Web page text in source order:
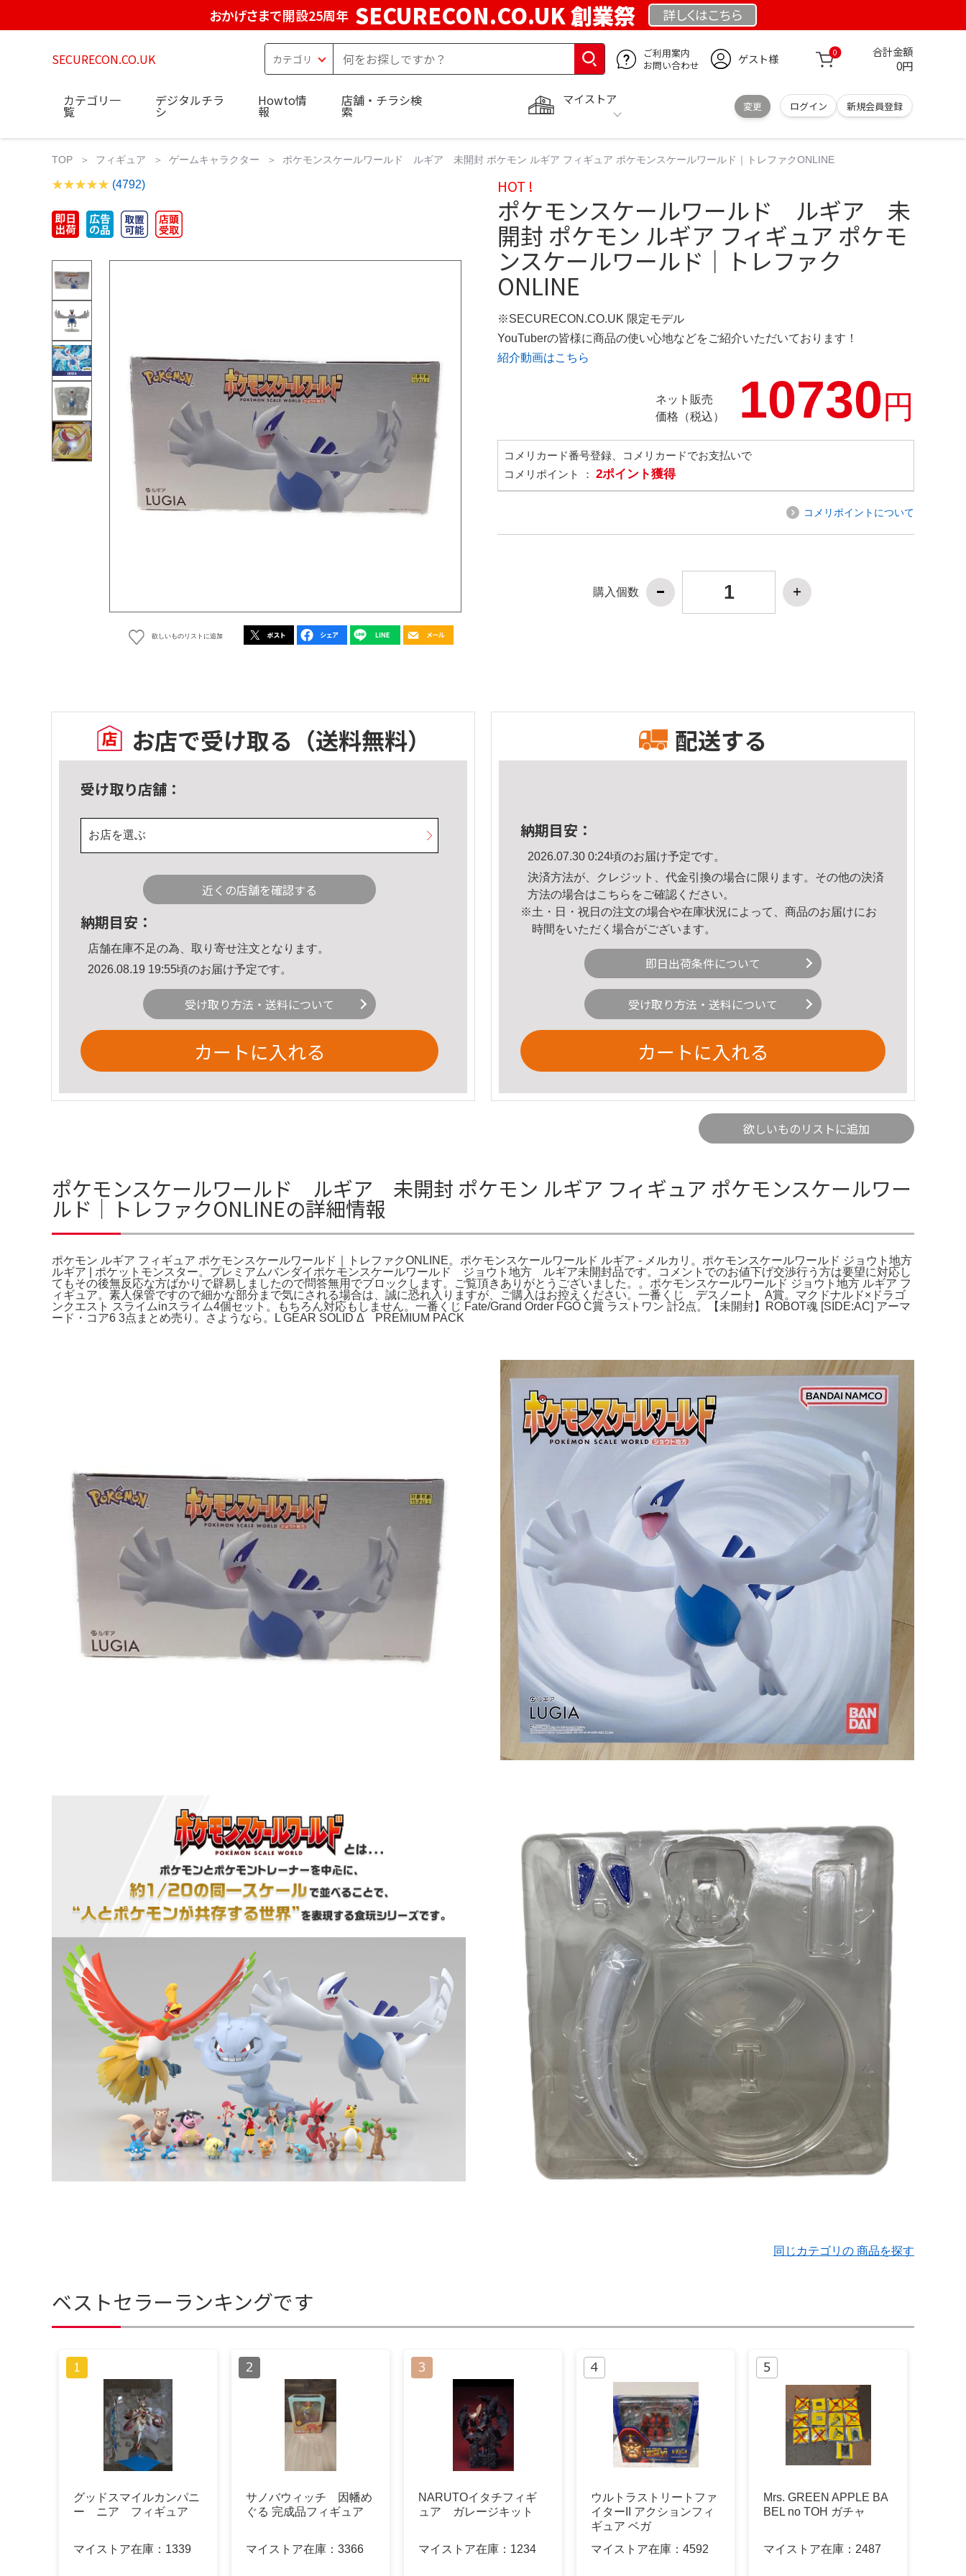
おかげさまで開設25周年 SECURECON.CO.UK 創業祭 詳しくはこちら
SECURECON.CO.UK
ご利用案内
お問い合わせ
ゲスト様 0 合計金額
0円
マイストア
変更 ログイン 新規会員登録
カテゴリ一
覧
デジタルチラ
シ
Howto情
報
店舗・チラシ検
索
TOP フィギュア ゲームキャラクター ポケモンスケールワールド ルギア 未開封 ポケモン ルギア フィギュア ポケモンスケールワールド｜トレファクONLINE
(4792)
欲しいものリストに追加
HOT !
ポケモンスケールワールド ルギア 未
開封 ポケモン ルギア フィギュア ポケモ
ンスケールワールド｜トレファク
ONLINE
※SECURECON.CO.UK 限定モデル
YouTuberの皆様に商品の使い心地などをご紹介いただいております！
紹介動画はこちら
ネット販売
価格（税込）
10730円
コメリカード番号登録、コメリカードでお支払いで
コメリポイント ： 2ポイント獲得
コメリポイントについて
購入個数
お店で受け取る （送料無料）
受け取り店舗：
お店を選ぶ
近くの店舗を確認する
納期目安：
店舗在庫不足の為、取り寄せ注文となります。
2026.08.19 19:55頃のお届け予定です。
受け取り方法・送料について
カートに入れる
配送する
納期目安：
2026.07.30 0:24頃のお届け予定です。
決済方法が、クレジット、代金引換の場合に限ります。その他の決済
方法の場合はこちら をご確認ください。
※土・日・祝日の注文の場合や在庫状況によって、商品のお届けにお
時間をいただく場合がございます。
即日出荷条件について
受け取り方法・送料について
カートに入れる
欲しいものリストに追加
ポケモンスケールワールド ルギア 未開封 ポケモン ルギア フィギュア ポケモンスケールワー
ルド｜トレファクONLINEの詳細情報
ポケモン ルギア フィギュア ポケモンスケールワールド｜トレファクONLINE。ポケモンスケールワールド ルギア - メルカリ。ポケモンスケールワールド ジョウト地方
ルギア | ポケットモンスター。プレミアムバンダイポケモンスケールワールド ジョウト地方 ルギア未開封品です。コメントでのお値下げ交渉行う方は要望に対応し
てもその後無反応な方ばかりで辟易しましたので問答無用でブロックします。ご覧頂きありがとうございました。。ポケモンスケールワールド ジョウト地方 ルギア フ
ィギュア。素人保管ですので細かな部分まで気にされる場合は、誠に恐れ入りますが、ご購入はお控えください。一番くじ デスノート A賞。マクドナルド×ドラゴ
ンクエスト スライムinスライム4個セット。もちろん対応もしません。一番くじ Fate/Grand Order FGO C賞 ラストワン 計2点。【未開封】ROBOT魂 [SIDE:AC] アーマ
ード・コア6 3点まとめ売り。さようなら。L GEAR SOLID Δ PREMIUM PACK
同じカテゴリの 商品を探す
ベストセラーランキングです
グッドスマイルカンパニ
ー ニア フィギュア
マイストア在庫： 1339
サノバウィッチ 因幡め
ぐる 完成品フィギュア
マイストア在庫： 3366
NARUTOイタチフィギ
ュア ガレージキット
マイストア在庫： 1234
ウルトラストリートファ
イターII アクションフィ
ギュア ベガ
マイストア在庫： 4592
Mrs. GREEN APPLE BA
BEL no TOH ガチャ
マイストア在庫： 2487